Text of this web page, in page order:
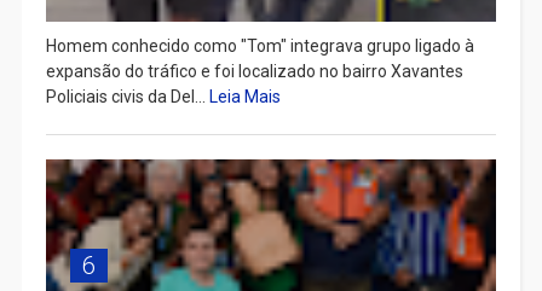
Homem conhecido como "Tom" integrava grupo ligado à
expansão do tráfico e foi localizado no bairro Xavantes
Policiais civis da Del... Leia Mais
6